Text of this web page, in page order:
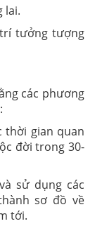
lai.
tưởng tượng
các phương
thời gian quan
đời trong 30-
sử dụng các
sơ đồ về
tới.